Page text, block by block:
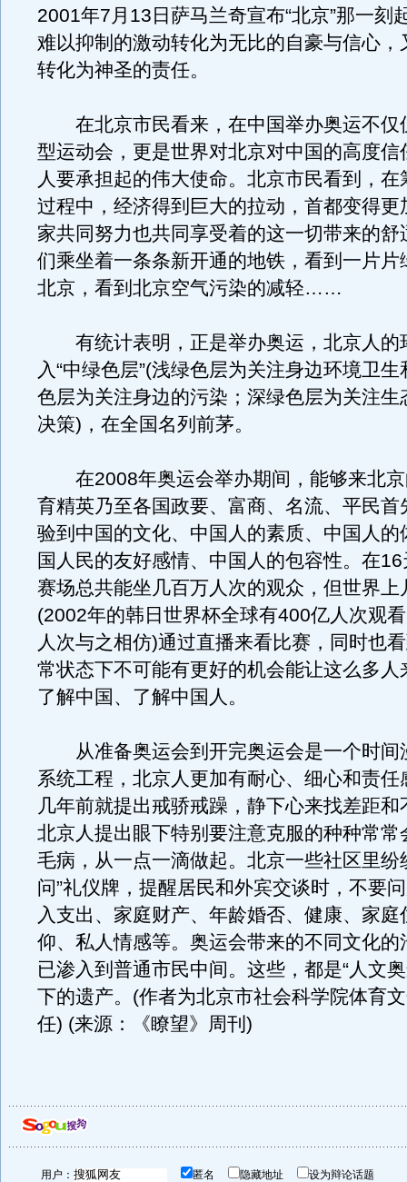
2001年7月13日萨马兰奇宣布“北京”那一刻
难以抑制的激动转化为无比的自豪与信心，
转化为神圣的责任。
在北京市民看来，在中国举办奥运不仅
型运动会，更是世界对北京对中国的高度信
人要承担起的伟大使命。北京市民看到，在
过程中，经济得到巨大的拉动，首都变得更
家共同努力也共同享受着的这一切带来的舒
们乘坐着一条条新开通的地铁，看到一片片
北京，看到北京空气污染的减轻……
有统计表明，正是举办奥运，北京人的
入“中绿色层”(浅绿色层为关注身边环境卫
色层为关注身边的污染；深绿色层为关注生
决策)，在全国名列前茅。
在2008年奥运会举办期间，能够来北京
育精英乃至各国政要、富商、名流、平民首
验到中国的文化、中国人的素质、中国人的
国人民的友好感情、中国人的包容性。在
赛场总共能坐几百万人次的观众，但世界上
(2002年的韩日世界杯全球有400亿人次观
人次与之相仿)通过直播来看比赛，同时也
常状态下不可能有更好的机会能让这么多人
了解中国、了解中国人。
从准备奥运会到开完奥运会是一个时间
系统工程，北京人更加有耐心、细心和责任
几年前就提出戒骄戒躁，静下心来找差距和
北京人提出眼下特别要注意克服的种种常常
毛病，从一点一滴做起。北京一些社区里纷
问”礼仪牌，提醒居民和外宾交谈时，不要
入支出、家庭财产、年龄婚否、健康、家庭
仰、私人情感等。奥运会带来的不同文化的
已渗入到普通市民中间。这些，都是“人文
下的遗产。(作者为北京市社会科学院体育
任) (来源：《瞭望》周刊)
用户： 匿名 隐藏地址 设为辩论话题